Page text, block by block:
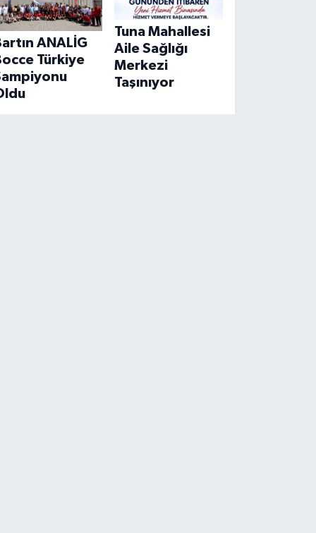
ANALİG
Türkiye
Tuna Mahallesi
Aile Sağlığı
Merkezi
Taşınıyor